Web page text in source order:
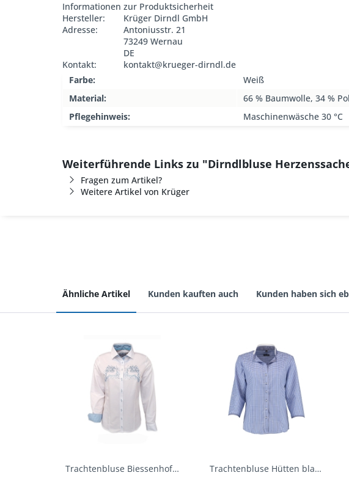
Informationen zur Produktsicherheit
Hersteller:
Krüger Dirndl GmbH
Adresse:
Antoniusstr. 21
73249 Wernau
DE
Kontakt:
kontakt@krueger-dirndl.de
Farbe:
Weiß
Material:
66 % Baumwolle, 34 %
Pflegehinweis:
Maschinenwäsche 30 °C
Weiterführende Links zu "Dirndlbluse
Fragen zum Artikel?
Weitere Artikel von Krüger
Ähnliche Artikel Kunden kauften auch Kunden haben sich
Trachtenbluse Biessenhofen weiß Langarm OS... Trachtenbluse Hütten blau 7/8 Arm OS Trachten